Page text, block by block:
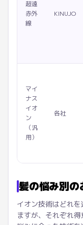
超遠
赤外
線
KINUJO
マイ
ナス
イオ
ン
（汎
用）
各社
髪の悩み別
イオン技術はどれ
ますが、それぞれ